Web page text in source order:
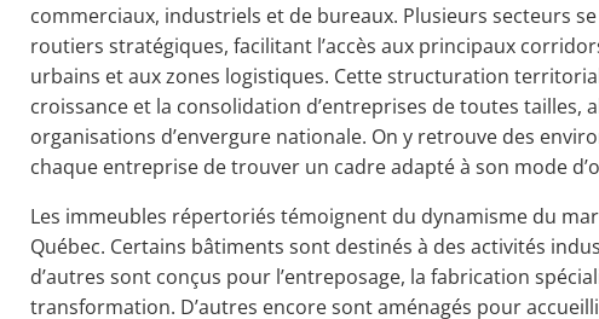
commerciaux, industriels et de bureaux. Plusieurs secteurs
routiers stratégiques, facilitant l’accès aux principaux
urbains et aux zones logistiques. Cette structuration
croissance et la consolidation d’entreprises de toutes tailles,
organisations d’envergure nationale. On y retrouve des
chaque entreprise de trouver un cadre adapté à son mode
Les immeubles répertoriés témoignent du dynamisme du
Québec. Certains bâtiments sont destinés à des activités
d’autres sont conçus pour l’entreposage, la fabrication
transformation. D’autres encore sont aménagés pour